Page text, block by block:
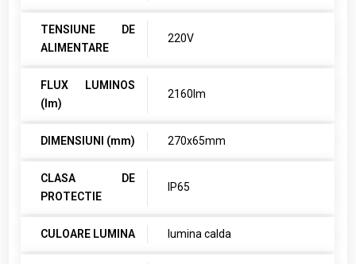
TENSIUNE DE
ALIMENTARE
220V
FLUX LUMINOS
(lm)
2160lm
DIMENSIUNI (mm) 270x65mm
CLASA DE
PROTECTIE
IP65
CULOARE LUMINA lumina calda